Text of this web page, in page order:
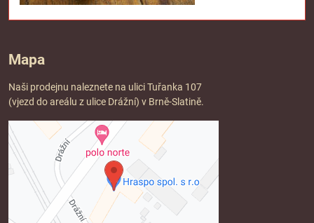
Mapa
Naši prodejnu naleznete na ulici Tuřanka 107
(vjezd do areálu z ulice Drážní) v Brně-Slatině.